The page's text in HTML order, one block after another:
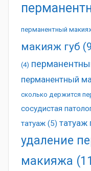
перманентный
макияж губ
(4)
перманентный
сколько держится
сосудистая
татуаж (5) татуаж
удаление
макияжа